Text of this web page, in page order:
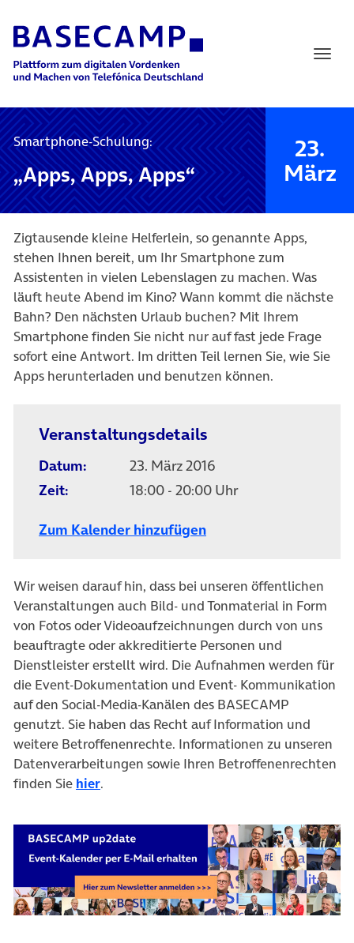
Main Navigation
Smartphone-Schulung:
„Apps, Apps, Apps“
23.
März
Zigtausende kleine Helferlein, so genannte Apps,
stehen Ihnen bereit, um Ihr Smartphone zum
Assistenten in vielen Lebenslagen zu machen. Was
läuft heute Abend im Kino? Wann kommt die nächste
Bahn? Den nächsten Urlaub buchen? Mit Ihrem
Smartphone finden Sie nicht nur auf fast jede Frage
sofort eine Antwort. Im dritten Teil lernen Sie, wie Sie
Apps herunterladen und benutzen können.
Veranstaltungsdetails
Datum:
23. März 2016
Zeit:
18:00 - 20:00 Uhr
Zum Kalender hinzufügen
Wir weisen darauf hin, dass bei unseren öffentlichen
Veranstaltungen auch Bild- und Tonmaterial in Form
von Fotos oder Videoaufzeichnungen durch von uns
beauftragte oder akkreditierte Personen und
Dienstleister erstellt wird. Die Aufnahmen werden für
die Event-Dokumentation und Event- Kommunikation
auf den Social-Media-Kanälen des BASECAMP
genutzt. Sie haben das Recht auf Information und
weitere Betroffenenrechte. Informationen zu unseren
Datenverarbeitungen sowie Ihren Betroffenenrechten
finden Sie hier.